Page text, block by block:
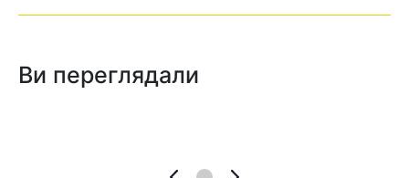
Ви переглядали